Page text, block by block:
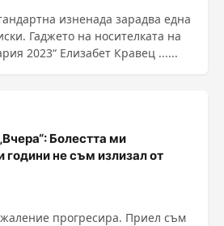
изненада зарадва една
Гаджето на носителката на
2023“ Елизабет Кравец ......
Болестта ми
години не съм излизал от
прогресира. Приел съм